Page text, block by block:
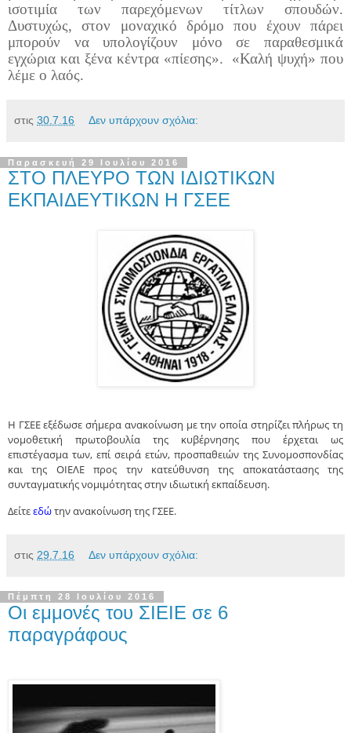
ισοτιμία των παρεχόμενων τίτλων σπουδών.
Δυστυχώς, στον μοναχικό δρόμο που έχουν πάρει
μπορούν να υπολογίζουν μόνο σε παραθεσμικά
εγχώρια και ξένα κέντρα «πίεσης». «Καλή ψυχή» που
λέμε ο λαός.
στις 30.7.16 Δεν υπάρχουν σχόλια:
Παρασκευή 29 Ιουλίου 2016
ΣΤΟ ΠΛΕΥΡΟ ΤΩΝ ΙΔΙΩΤΙΚΩΝ
ΕΚΠΑΙΔΕΥΤΙΚΩΝ Η ΓΣΕΕ
Η ΓΣΕΕ εξέδωσε σήμερα ανακοίνωση με την οποία στηρίζει πλήρως τη
νομοθετική πρωτοβουλία της κυβέρνησης που έρχεται ως
επιστέγασμα των, επί σειρά ετών, προσπαθειών της Συνομοσπονδίας
και της ΟΙΕΛΕ προς την κατεύθυνση της αποκατάστασης της
συνταγματικής νομιμότητας στην ιδιωτική εκπαίδευση.
Δείτεεδώτην ανακοίνωση της ΓΣΕΕ.
στις 29.7.16 Δεν υπάρχουν σχόλια:
Πέμπτη 28 Ιουλίου 2016
Οι εμμονές του ΣΙΕΙΕ σε 6
παραγράφους